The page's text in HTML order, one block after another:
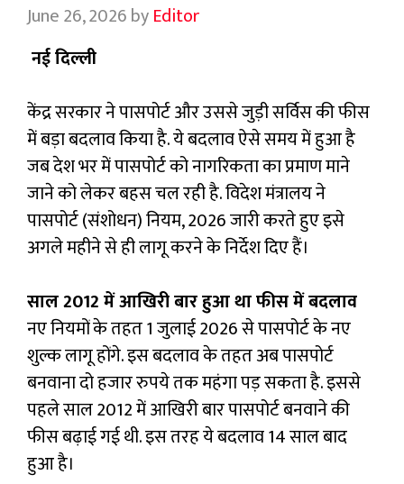
June 26, 2026byEditor
नई दिल्ली
केंद्र सरकार ने पासपोर्ट और उससे जुड़ी सर्विस की फीस
में बड़ा बदलाव किया है. ये बदलाव ऐसे समय में हुआ है
जब देश भर में पासपोर्ट को नागरिकता का प्रमाण माने
जाने को लेकर बहस चल रही है. विदेश मंत्रालय ने
पासपोर्ट (संशोधन) नियम, 2026 जारी करते हुए इसे
अगले महीने से ही लागू करने के निर्देश दिए हैं।
साल 2012 में आखिरी बार हुआ था फीस में बदलाव
नए नियमों के तहत 1 जुलाई 2026 से पासपोर्ट के नए
शुल्क लागू होंगे. इस बदलाव के तहत अब पासपोर्ट
बनवाना दो हजार रुपये तक महंगा पड़ सकता है. इससे
पहले साल 2012 में आखिरी बार पासपोर्ट बनवाने की
फीस बढ़ाई गई थी. इस तरह ये बदलाव 14 साल बाद
हुआ है।